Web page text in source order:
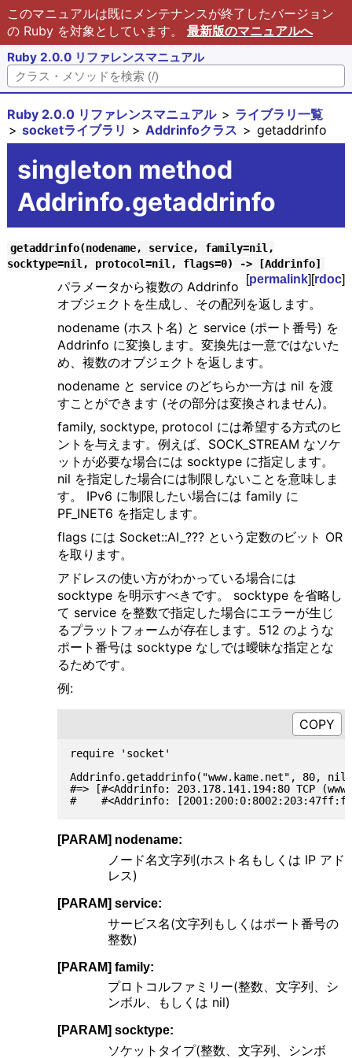
このマニュアルは既にメンテナンスが終了したバージョン
の Ruby を対象としています。 最新版のマニュアルへ
Ruby 2.0.0 リファレンスマニュアル
Ruby 2.0.0 リファレンスマニュアル
ライブラリ一覧
socketライブラリ
Addrinfoクラス getaddrinfo
singleton method
Addrinfo.getaddrinfo
getaddrinfo(nodename, service, family=nil,
socktype=nil, protocol=nil, flags=0) -> [Addrinfo]
[permalink][rdoc]
パラメータから複数の Addrinfo
オブジェクトを生成し、その配列を返します。
nodename (ホスト名) と service (ポート番号) を
Addrinfo に変換します。変換先は一意ではないた
め、複数のオブジェクトを返します。
nodename と service のどちらか一方は nil を渡
すことができます (その部分は変換されません)。
family, socktype, protocol には希望する方式のヒ
ントを与えます。例えば、SOCK_STREAM なソケ
ットが必要な場合には socktype に指定します。
nil を指定した場合には制限しないことを意味しま
す。 IPv6 に制限したい場合には family に
PF_INET6 を指定します。
flags には Socket::AI_??? という定数のビット OR
を取ります。
アドレスの使い方がわかっている場合には
socktype を明示すべきです。 socktype を省略し
て service を整数で指定した場合にエラーが生じ
るプラットフォームが存在します。512 のような
ポート番号は socktype なしでは曖昧な指定とな
るためです。
例:
require 'socket'
Addrinfo.getaddrinfo("www.kame.net", 80, nil,
#=> [#<Addrinfo: 203.178.141.194:80 TCP
[PARAM] nodename:
ノード名文字列(ホスト名もしくは IP アド
レス)
[PARAM] service:
サービス名(文字列もしくはポート番号の
整数)
[PARAM] family:
プロトコルファミリー(整数、文字列、シ
ンボル、もしくは nil)
[PARAM] socktype:
ソケットタイプ(整数、文字列、シンボ